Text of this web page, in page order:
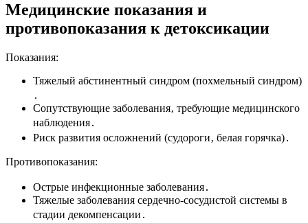
Медицинские показания и
противопоказания к детоксикации
Показания:
Тяжелый абстинентный синдром (похмельный синдром)
․
Сопутствующие заболевания‚ требующие медицинского
наблюдения․
Риск развития осложнений (судороги‚ белая горячка)․
Противопоказания:
Острые инфекционные заболевания․
Тяжелые заболевания сердечно-сосудистой системы в
стадии декомпенсации․